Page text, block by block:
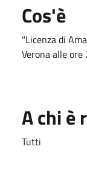
Cos'è
"Licenza di
Verona alle ore
A chi è
Tutti